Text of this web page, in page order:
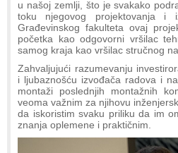
u našoj zemlji, što je svakako
toku njegovog projektovanja i
Građevinskog fakulteta ovaj
početka kao odgovorni vršilac
samog kraja kao vršilac stručnog
Zahvaljujući razumevanju
i ljubaznošću izvođača radova i
montaži poslednjih montažnih
veoma važnim za njihovu
da iskoristim svaku priliku da im
znanja oplemene i praktičnim.